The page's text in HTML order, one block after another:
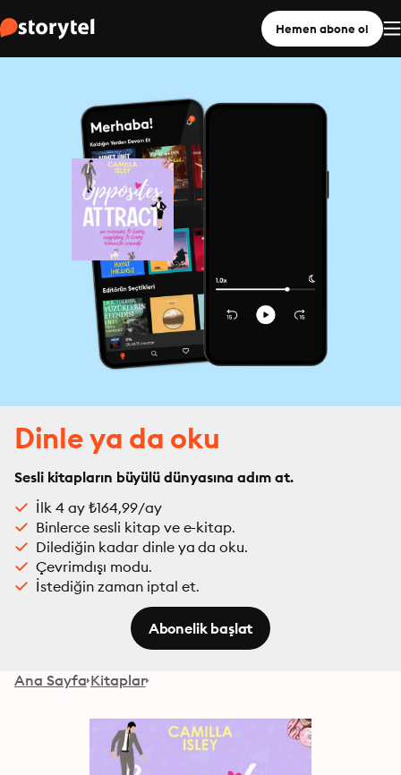
Hemen abone ol
Dinle ya da oku
Sesli kitapların büyülü dünyasına adım at.
İlk 4 ay ₺164,99/ay
Binlerce sesli kitap ve e-kitap.
Dilediğin kadar dinle ya da oku.
Çevrimdışı modu.
İstediğin zaman iptal et.
Abonelik başlat
Ana Sayfa Kitaplar